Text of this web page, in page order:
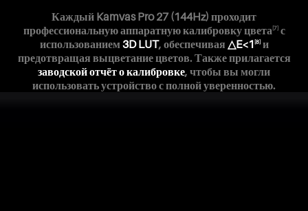
Каждый Kamvas Pro 27 (144Hz) проходит
профессиональную аппаратную калибровку цвета[7]с
использованием3D LUT, обеспечивая △E<1 [8]и
предотвращая выцветание цветов. Также прилагается
заводской отчёт о калибровке, чтобы вы могли
использовать устройство с полной уверенностью.